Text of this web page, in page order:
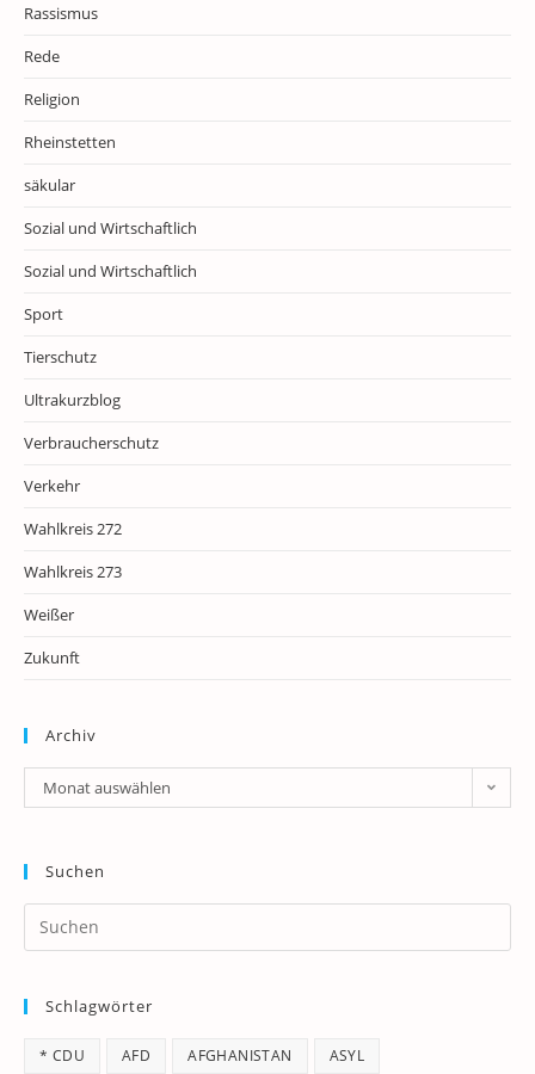
Rassismus
Rede
Religion
Rheinstetten
säkular
Sozial und Wirtschaftlich
Sozial und Wirtschaftlich
Sport
Tierschutz
Ultrakurzblog
Verbraucherschutz
Verkehr
Wahlkreis 272
Wahlkreis 273
Weißer
Zukunft
Archiv
Archiv
Monat auswählen
Suchen
Schlagwörter
* CDU AFD AFGHANISTAN ASYL